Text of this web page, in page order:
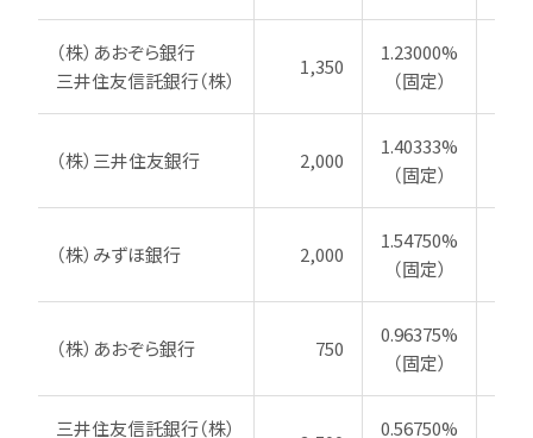
（株）あおぞら銀行
三井住友信託銀行（株）
1,350
1.23000%
（固定）
（株）三井住友銀行 2,000
1.40333%
（固定）
（株）みずほ銀行 2,000
1.54750%
（固定）
（株）あおぞら銀行 750
0.96375%
（固定）
三井住友信託銀行（株）
0.56750%